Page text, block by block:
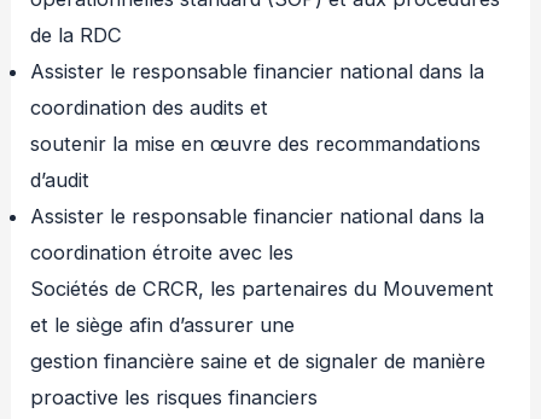
de la RDC
Assister le responsable financier national dans la
coordination des audits et
soutenir la mise en œuvre des recommandations
d’audit
Assister le responsable financier national dans la
coordination étroite avec les
Sociétés de CRCR, les partenaires du Mouvement
et le siège afin d’assurer une
gestion financière saine et de signaler de manière
proactive les risques financiers